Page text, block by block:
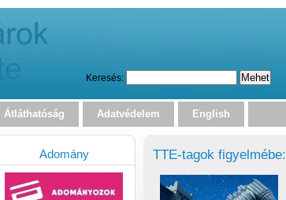
Keresés:
Átláthatóság Adatvédelem English
TTE-tagok figyelmébe:
Adomány